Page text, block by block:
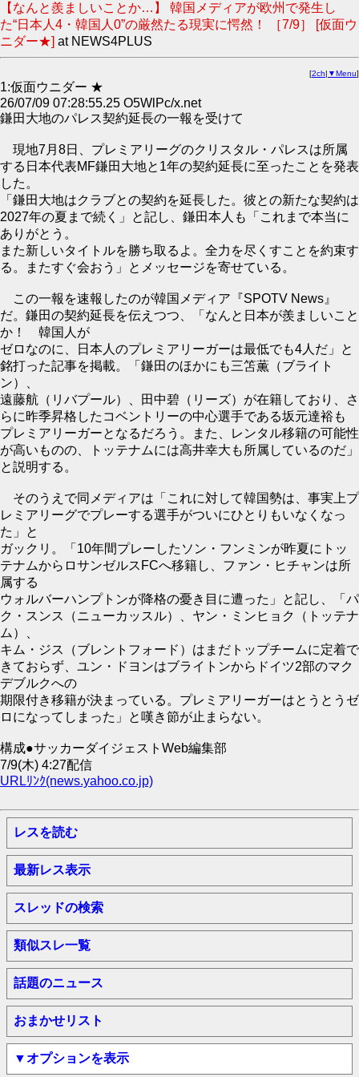
【なんと羨ましいことか…】 韓国メディアが欧州で発生し
た“日本人4・韓国人0”の厳然たる現実に愕然！ ［7/9］ [仮面ウ
ニダー★] at NEWS4PLUS
[2ch| ▼Menu]
1:仮面ウニダー ★
26/07/09 07:28:55.25 O5WlPc/x.net
鎌田大地のパレス契約延長の一報を受けて
現地7月8日、プレミアリーグのクリスタル・パレスは所属
する日本代表MF鎌田大地と1年の契約延長に至ったことを発表
した。
「鎌田大地はクラブとの契約を延長した。彼との新たな契約は
2027年の夏まで続く」と記し、鎌田本人も「これまで本当に
ありがとう。
また新しいタイトルを勝ち取るよ。全力を尽くすことを約束す
る。またすぐ会おう」とメッセージを寄せている。
この一報を速報したのが韓国メディア『SPOTV News』
だ。鎌田の契約延長を伝えつつ、「なんと日本が羨ましいこと
か！ 韓国人が
ゼロなのに、日本人のプレミアリーガーは最低でも4人だ」と
銘打った記事を掲載。「鎌田のほかにも三笘薫（ブライト
ン）、
遠藤航（リバプール）、田中碧（リーズ）が在籍しており、さ
らに昨季昇格したコベントリーの中心選手である坂元達裕も
プレミアリーガーとなるだろう。また、レンタル移籍の可能性
が高いものの、トッテナムには高井幸大も所属しているのだ」
と説明する。
そのうえで同メディアは「これに対して韓国勢は、事実上プ
レミアリーグでプレーする選手がついにひとりもいなくなっ
た」と
ガックリ。「10年間プレーしたソン・フンミンが昨夏にトッ
テナムからロサンゼルスFCへ移籍し、ファン・ヒチャンは所
属する
ウォルバーハンプトンが降格の憂き目に遭った」と記し、「パ
ク・スンス（ニューカッスル）、ヤン・ミンヒョク（トッテナ
ム）、
キム・ジス（ブレントフォード）はまだトップチームに定着で
きておらず、ユン・ドヨンはブライトンからドイツ2部のマク
デブルクへの
期限付き移籍が決まっている。プレミアリーガーはとうとうゼ
ロになってしまった」と嘆き節が止まらない。
構成●サッカーダイジェストWeb編集部
7/9(木) 4:27配信
URLﾘﾝｸ(news.yahoo.co.jp)
レスを読む
最新レス表示
スレッドの検索
類似スレ一覧
話題のニュース
おまかせリスト
▼オプションを表示